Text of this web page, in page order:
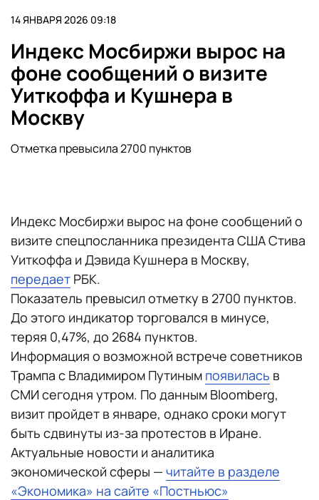
14 ЯНВАРЯ 2026 09:18
Индекс Мосбиржи вырос на
фоне сообщений о визите
Уиткоффа и Кушнера в
Москву
Отметка превысила 2700 пунктов
Индекс Мосбиржи вырос на фоне сообщений о
визите спецпосланника президента США Стива
Уиткоффа и Дэвида Кушнера в Москву,
передает РБК.
Показатель превысил отметку в 2700 пунктов.
До этого индикатор торговался в минусе,
теряя 0,47%, до 2684 пунктов.
Информация о возможной встрече советников
Трампа с Владимиром Путиным появилась в
СМИ сегодня утром. По данным Bloomberg,
визит пройдет в январе, однако сроки могут
быть сдвинуты из-за протестов в Иране.
Актуальные новости и аналитика
экономической сферы — читайте в разделе
«Экономика» на сайте «Постньюс»